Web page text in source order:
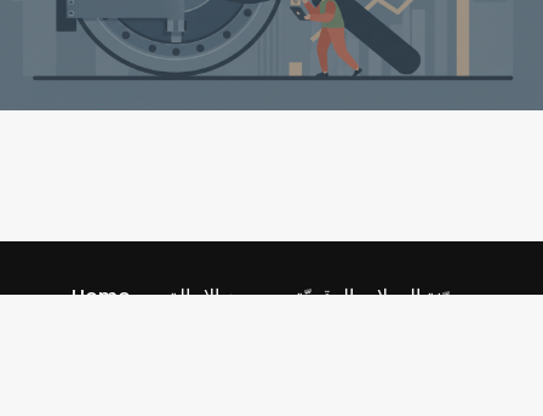
Home رمز الإحالة مدوّنة العملات الرقميّة